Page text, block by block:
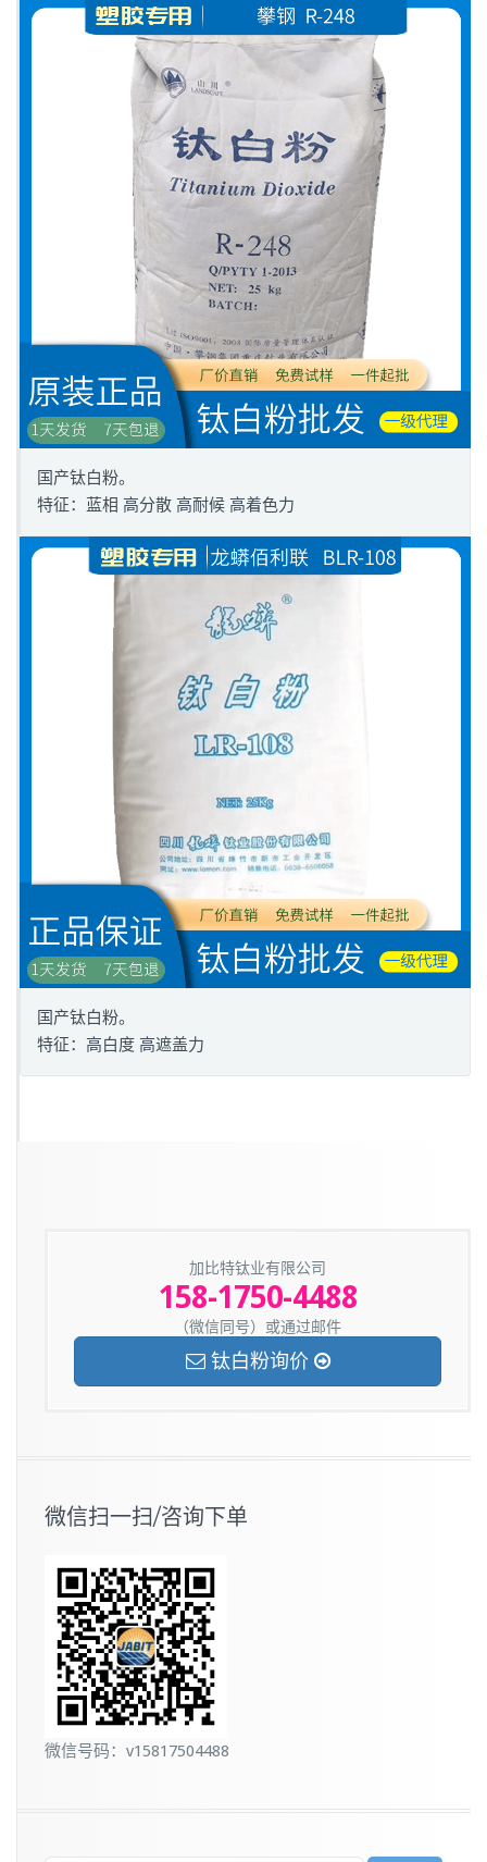
国产钛白粉。
特征：蓝相 高分散 高耐候 高着色力
国产钛白粉。
特征：高白度 高遮盖力
加比特钛业有限公司
158-1750-4488
（微信同号）或通过邮件
钛白粉询价
微信扫一扫/咨询下单
微信号码：v15817504488